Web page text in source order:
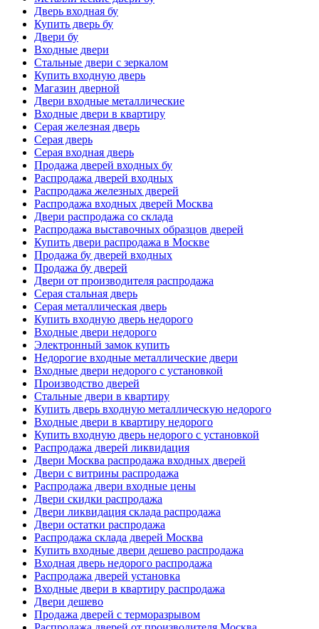
Дверь входная бу
Купить дверь бу
Двери бу
Входные двери
Стальные двери с зеркалом
Купить входную дверь
Магазин дверной
Двери входные металлические
Входные двери в квартиру
Серая железная дверь
Серая дверь
Серая входная дверь
Продажа дверей входных бу
Распродажа дверей входных
Распродажа железных дверей
Распродажа входных дверей Москва
Двери распродажа со склада
Распродажа выставочных образцов дверей
Купить двери распродажа в Москве
Продажа бу дверей входных
Продажа бу дверей
Двери от производителя распродажа
Серая стальная дверь
Серая металлическая дверь
Купить входную дверь недорого
Входные двери недорого
Электронный замок купить
Недорогие входные металлические двери
Входные двери недорого с установкой
Производство дверей
Стальные двери в квартиру
Купить дверь входную металлическую недорого
Входные двери в квартиру недорого
Купить входную дверь недорого с установкой
Распродажа дверей ликвидация
Двери Москва распродажа входных дверей
Двери с витрины распродажа
Распродажа двери входные цены
Двери скидки распродажа
Двери ликвидация склада распродажа
Двери остатки распродажа
Распродажа склада дверей Москва
Купить входные двери дешево распродажа
Входная дверь недорого распродажа
Распродажа дверей установка
Входные двери в квартиру распродажа
Двери дешево
Продажа дверей с терморазрывом